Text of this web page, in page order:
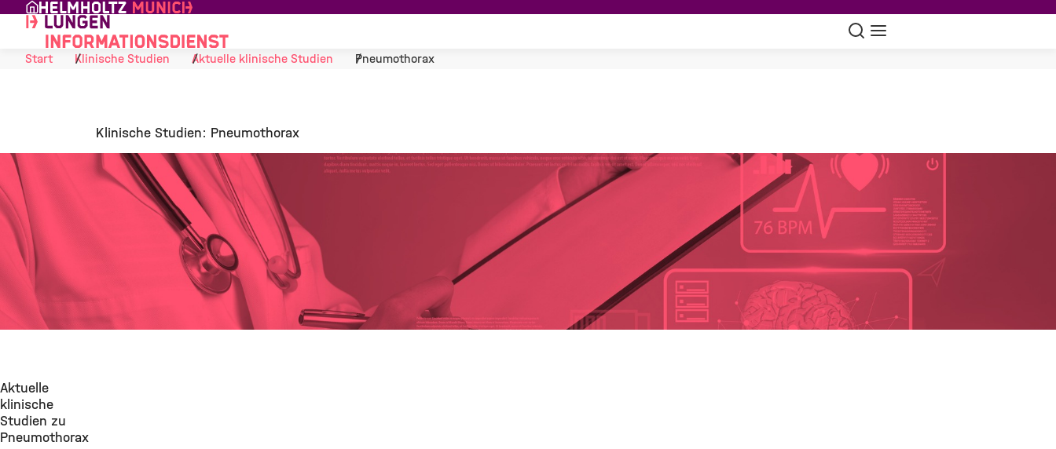
Skip to Content
SucheNavigation
Start
Klinische Studien Aktuelle klinische Studien Pneumothorax
Klinische Studien: Pneumothorax
Aktuelle
klinische
Studien zu
Pneumothorax